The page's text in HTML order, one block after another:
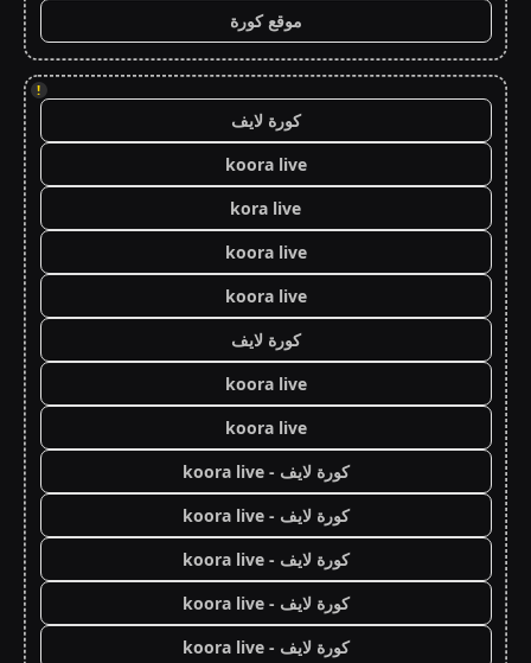
موقع كورة
!
كورة لايف
koora live
kora live
koora live
koora live
كورة لايف
koora live
koora live
كورة لايف - koora live
كورة لايف - koora live
كورة لايف - koora live
كورة لايف - koora live
كورة لايف - koora live